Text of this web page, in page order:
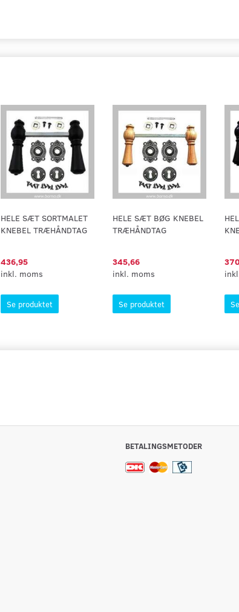
HELE SÆT SORTMALET
KNEBEL TRÆHÅNDTAG
436,95
inkl. moms
Se produktet
HELE SÆT BØG KNEBEL
TRÆHÅNDTAG
345,66
inkl. moms
Se produktet
BETALINGSMETODER